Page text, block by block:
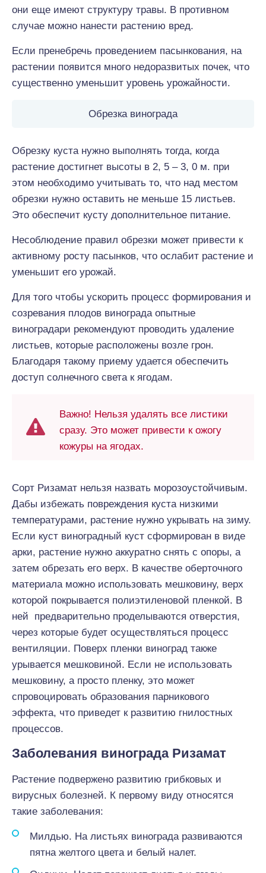
они еще имеют структуру травы. В противном
случае можно нанести растению вред.
Если пренебречь проведением пасынкования, на
растении появится много недоразвитых почек, что
существенно уменьшит уровень урожайности.
Обрезка винограда
Обрезку куста нужно выполнять тогда, когда
растение достигнет высоты в 2, 5 – 3, 0 м. при
этом необходимо учитывать то, что над местом
обрезки нужно оставить не меньше 15 листьев.
Это обеспечит кусту дополнительное питание.
Несоблюдение правил обрезки может привести к
активному росту пасынков, что ослабит растение и
уменьшит его урожай.
Для того чтобы ускорить процесс формирования и
созревания плодов винограда опытные
виноградари рекомендуют проводить удаление
листьев, которые расположены возле грон.
Благодаря такому приему удается обеспечить
доступ солнечного света к ягодам.
Важно! Нельзя удалять все листики
сразу. Это может привести к ожогу
кожуры на ягодах.
Сорт Ризамат нельзя назвать морозоустойчивым.
Дабы избежать повреждения куста низкими
температурами, растение нужно укрывать на зиму.
Если куст виноградный куст сформирован в виде
арки, растение нужно аккуратно снять с опоры, а
затем обрезать его верх. В качестве оберточного
материала можно использовать мешковину, верх
которой покрывается полиэтиленовой пленкой. В
ней предварительно проделываются отверстия,
через которые будет осуществляться процесс
вентиляции. Поверх пленки виноград также
урывается мешковиной. Если не использовать
мешковину, а просто пленку, это может
спровоцировать образования парникового
эффекта, что приведет к развитию гнилостных
процессов.
Заболевания винограда Ризамат
Растение подвержено развитию грибковых и
вирусных болезней. К первому виду относятся
такие заболевания:
Милдью. На листьях винограда развиваются
пятна желтого цвета и белый налет.